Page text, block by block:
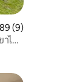
นเฉลี่ย 4.89 จาก
(9)
ไก